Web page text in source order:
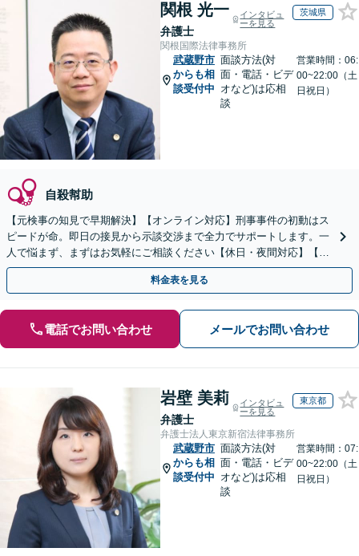
関根 光一
弁護士
インタビュ
ーを見る
茨城県
関根国際法律事務所
武蔵野市
からも相
談受付中
面談方法(対
面・電話・ビデ
オなど)は応相
談
営業時間：06:
00~22:00（土
日祝日）
自殺幇助
【元検事の知見で早期解決】【オンライン対応】刑事事件の初動はス
ピードが命。即日の接見から示談交渉まで全力でサポートします。一
人で悩まず、まずはお気軽にご相談ください【休日・夜間対応】【英
語・ベトナム語対応可】
料金表を見る
電話でお問い合わせ メールでお問い合わせ
岩壁 美莉
弁護士
インタビュ
ーを見る
東京都
弁護士法人東京新宿法律事務所
武蔵野市
からも相
談受付中
面談方法(対
面・電話・ビデ
オなど)は応相
談
営業時間：07:
00~22:00（土
日祝日）